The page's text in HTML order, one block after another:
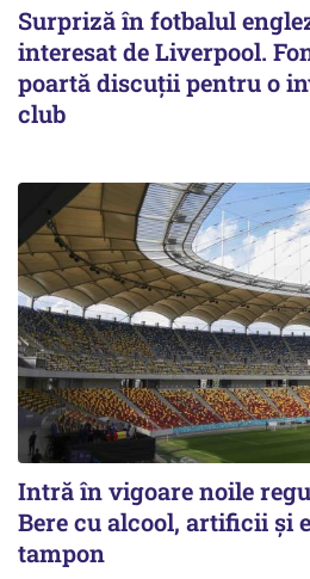
Surpriză în fotbalul
interesat de Liverpool.
poartă discuții pentru o
club
Intră în vigoare noile
Bere cu alcool, artificii și
tampon